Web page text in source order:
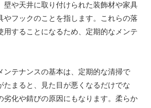
壁や天井に取り付けられた装飾材や家具
やフックのことを指します。これらの落
用することになるため、定期的なメンテ
ンテナンスの基本は、定期的な清掃で
たまると、見た目が悪くなるだけでな
劣化や錆びの原因にもなります。柔らか